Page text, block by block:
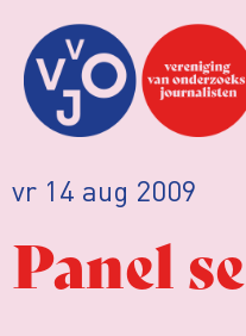
vr 14 aug 2009
Panel